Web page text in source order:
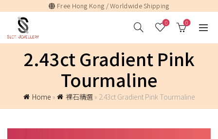
Free Hong Kong / Worldwide Shipping
0 0
2.43ct Gradient Pink
Tourmaline
Home » 裸石精選» 2.43ct Gradient Pink Tourmaline